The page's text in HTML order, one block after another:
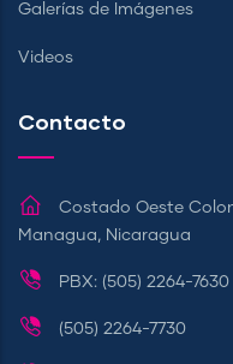
Galerías de Imágenes
Videos
Contacto
Costado Oeste
Managua, Nicaragua
PBX: (505) 2264-7630
(505) 2264-7730